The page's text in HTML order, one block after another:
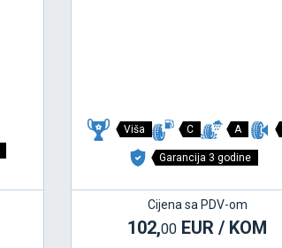
Viša C A
Garancija 3 godine
Cijena sa PDV-om
102,00 EUR / KOM